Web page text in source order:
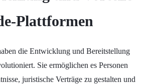
Plattformen
die Entwicklung und Bereitstellung
Sie ermöglichen es Personen
juristische Verträge zu gestalten und